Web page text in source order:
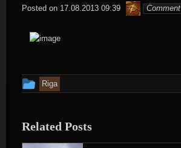
Posted on 17.08.2013 09:39 Hamilton
Comment
This
posted
Riga
Related Posts